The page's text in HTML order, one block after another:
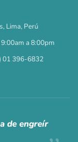
SEG
✕
Lima, Perú
a 8:00pm
01 396-6832
de engreír